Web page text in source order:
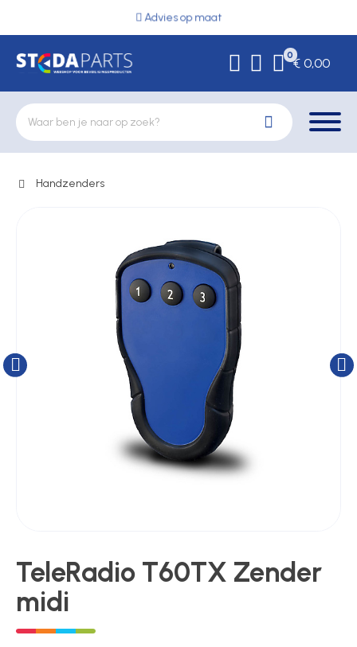
Advies op maat
0
€ 0,00
Deurbeslag
Elektrische vergrendeling
Hekwerkonderdelen
Kluizen
Toegangscontrole
Handzenders
TeleRadio T60TX Zender
midi